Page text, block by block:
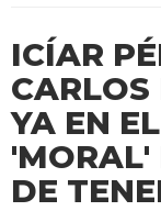
ICÍAR
CARLOS
YA EN
'MORAL'
DE